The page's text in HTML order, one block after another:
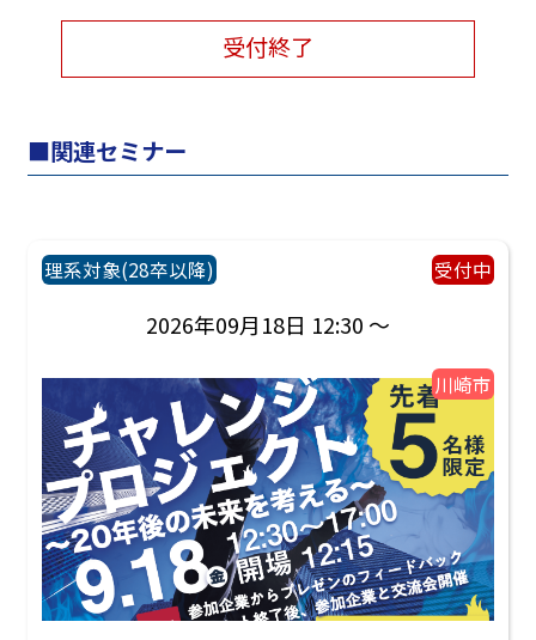
受付終了
関連セミナー
理系対象(28卒以降) 受付中
2026年09月18日 12:30 ～
川崎市